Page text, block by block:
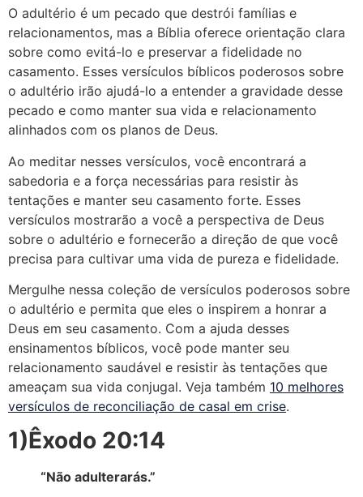
O adultério é um pecado que destrói famílias e
relacionamentos, mas a Bíblia oferece orientação clara
sobre como evitá-lo e preservar a fidelidade no
casamento. Esses versículos bíblicos poderosos sobre
o adultério irão ajudá-lo a entender a gravidade desse
pecado e como manter sua vida e relacionamento
alinhados com os planos de Deus.
Ao meditar nesses versículos, você encontrará a
sabedoria e a força necessárias para resistir às
tentações e manter seu casamento forte. Esses
versículos mostrarão a você a perspectiva de Deus
sobre o adultério e fornecerão a direção de que você
precisa para cultivar uma vida de pureza e fidelidade.
Mergulhe nessa coleção de versículos poderosos sobre
o adultério e permita que eles o inspirem a honrar a
Deus em seu casamento. Com a ajuda desses
ensinamentos bíblicos, você pode manter seu
relacionamento saudável e resistir às tentações que
ameaçam sua vida conjugal. Veja também 10 melhores
versículos de reconciliação de casal em crise.
1)Êxodo 20:14
“Não adulterarás.”